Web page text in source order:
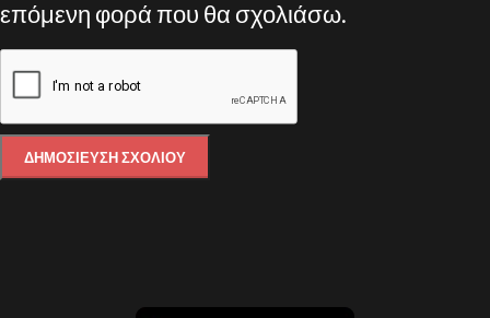
επόμενη φορά που θα σχολιάσω.